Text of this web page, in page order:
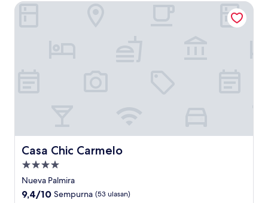
Casa Chic Carmelo
Casa Chic Carmelo
Properti
bintang
4.0
Nueva Palmira
9.4
9,4/10 Sempurna (53 ulasan)
Casa Chic Carmelo